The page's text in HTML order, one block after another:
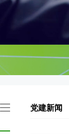
党建新闻